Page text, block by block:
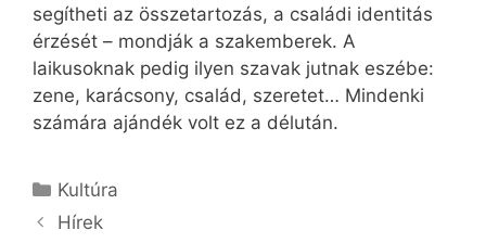
segítheti az összetartozás, a családi identitás
érzését – mondják a szakemberek. A
laikusoknak pedig ilyen szavak jutnak eszébe:
zene, karácsony, család, szeretet… Mindenki
számára ajándék volt ez a délután.
Kategória
Kultúra
Hírek